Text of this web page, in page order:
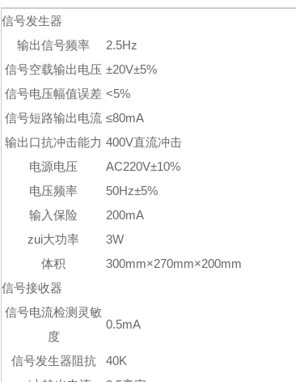
信号发生器
输出信号频率
2.5Hz
信号空载输出电压 ±20V±5%
信号电压幅值误差 <5%
信号短路输出电流 ≤80mA
输出口抗冲击能力 400V直流冲击
电源电压
AC220V±10%
电压频率
50Hz±5%
输入保险
200mA
zui大功率
3W
体积
300mm×270mm×200mm
信号接收器
信号电流检测灵敏
度
0.5mA
信号发生器阻抗
40K